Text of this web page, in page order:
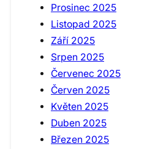
Prosinec 2025
Listopad 2025
Září 2025
Srpen 2025
Červenec 2025
Červen 2025
Květen 2025
Duben 2025
Březen 2025